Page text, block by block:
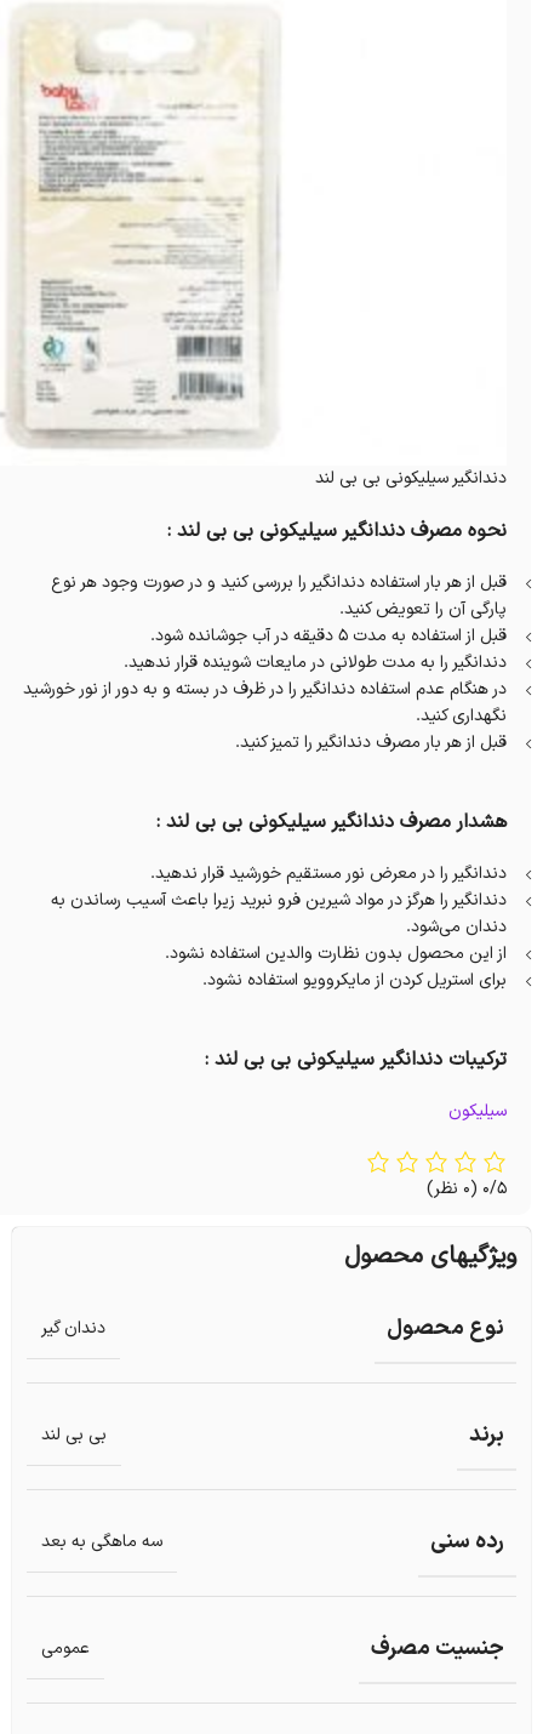
دندانگیر سیلیکونی بی بی لند
نحوه مصرف دندانگیر سیلیکونی بی بی لند :
قبل از هر بار استفاده دندانگیر را بررسی کنید و در صورت وجود هر نوع
پارگی آن را تعویض کنید.
قبل از استفاده به مدت 5 دقیقه در آب جوشانده شود.
دندانگیر را به مدت طولانی در مایعات شوینده قرار ندهید.
در هنگام عدم استفاده دندانگیر را در ظرف در بسته و به دور از نور خورشید
نگهداری کنید.
قبل از هر بار مصرف دندانگیر را تمیز کنید.
هشدار مصرف دندانگیر سیلیکونی بی بی لند :
دندانگیر را در معرض نور مستقیم خورشید قرار ندهید.
دندانگیر را هرگز در مواد شیرین فرو نبرید زیرا باعث آسیب رساندن به
دندان می‌شود.
از این محصول بدون نظارت والدین استفاده نشود.
برای استریل کردن از مایکروویو استفاده نشود.
ترکیبات دندانگیر سیلیکونی بی بی لند :
سیلیکون
0/5 (0 نظر)
ویژگیهای محصول
نوع محصول دندان گیر
برند بی بی لند
رده سنی سه ماهگی به بعد
جنسیت مصرف عمومی